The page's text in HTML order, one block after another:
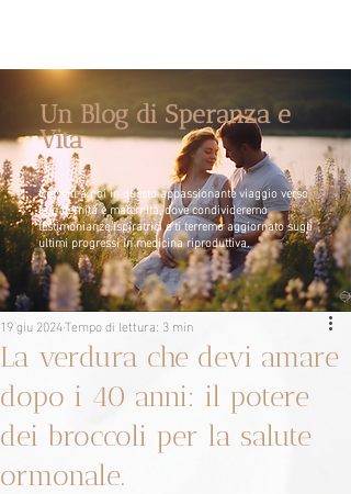
Un Blog di Speranza e
Vita
Unisciti a noi in questo appassionante viaggio verso
la paternità e maternità, dove condivideremo
testimonianze ispiratrici e ti terremo aggiornato sugli
ultimi progressi in medicina riproduttiva.
La verdura che devi amare
dopo i 40 anni: il potere
dei broccoli per la salute
ormonale.
19 giu 2024Tempo di lettura: 3 min